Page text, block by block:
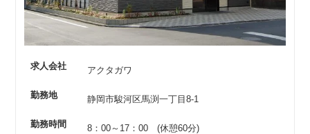
求人会社 アクタガワ
勤務地 静岡市駿河区馬渕一丁目8-1
勤務時間
8：00～17：00 (休憩60分)